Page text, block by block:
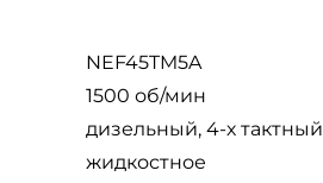
NEF45TM5A
1500 об/мин
дизельный, 4-х тактный
жидкостное